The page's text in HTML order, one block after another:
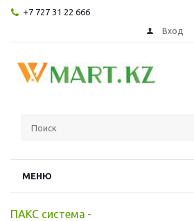
+7 727 31 22 666
Вход
МЕНЮ
ПАКС система -